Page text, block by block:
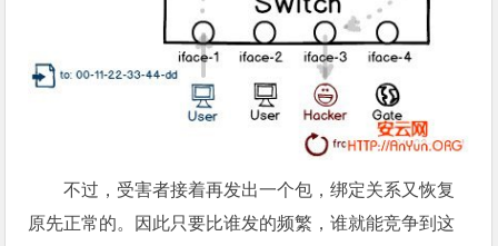
不过，受害者接着再发出一个包，绑定关系又恢复
原先正常的。因此只要比谁发的频繁，谁就能竞争到这